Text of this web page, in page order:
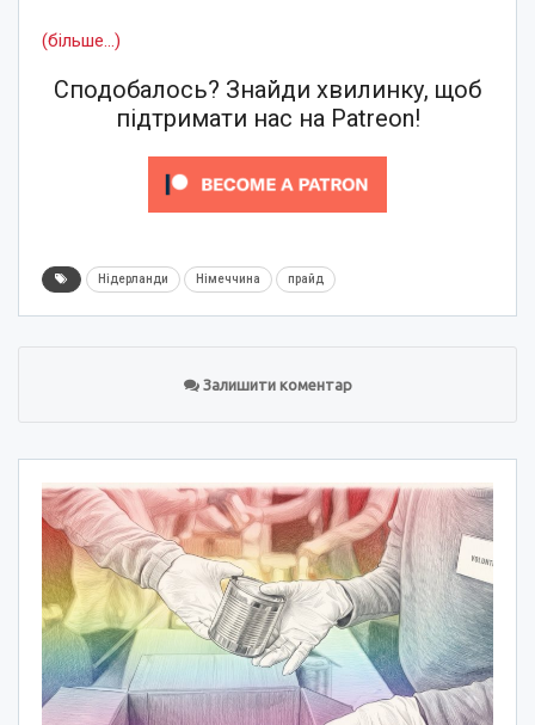
(більше…)
Сподобалось? Знайди хвилинку, щоб
підтримати нас на Patreon!
Нідерланди Німеччина прайд
Залишити коментар